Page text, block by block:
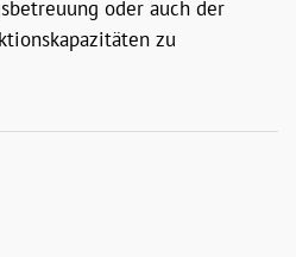
oder auch der
zu